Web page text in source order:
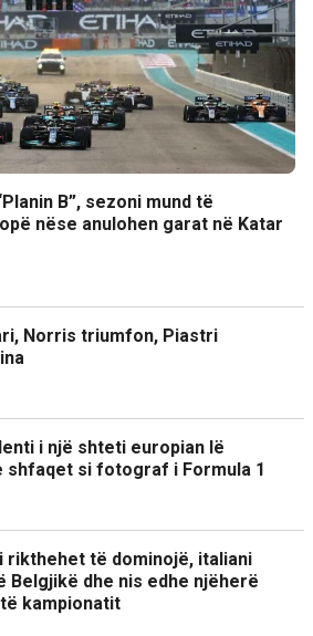
B”, sezoni mund të
nëse anulohen garat në Katar
Norris triumfon, Piastri
i një shteti europian lë
shfaqet si fotograf i Formula 1
rikthehet të dominojë, italiani
Belgjikë dhe nis edhe njëherë
kampionatit